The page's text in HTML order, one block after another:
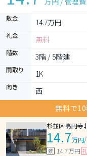
敷金 14.7万円
礼金 無料
階数 3階 / 5階建
間取り 1K
向き
西
無料で
杉並区高円寺
14.7万円/
敷 14.7万円 礼